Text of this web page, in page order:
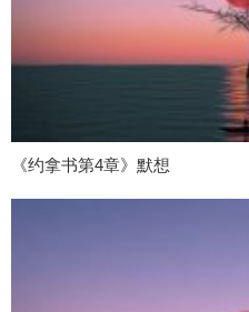
《约拿书第4章》默想